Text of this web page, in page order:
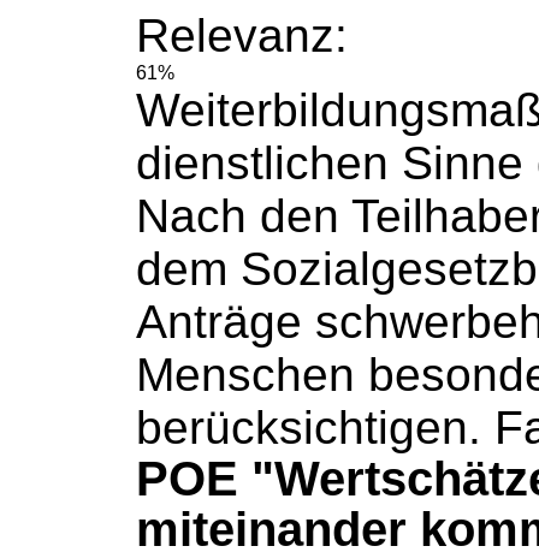
Relevanz:
61%
dienstlichen
Nach den
dem
Anträge
Menschen
berücksichtigen.
POE
miteinander